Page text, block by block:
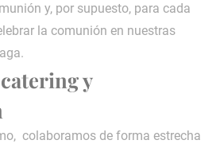
y, por supuesto, para cada
la comunión en nuestras
y
colaboramos de forma estrecha